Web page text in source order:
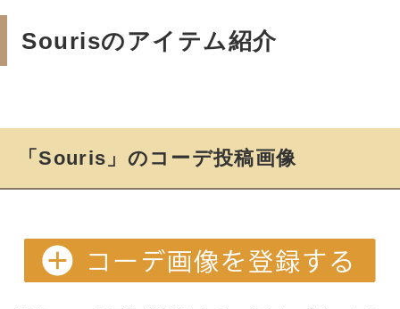
Sourisのアイテム紹介
「Souris」のコーデ投稿画像